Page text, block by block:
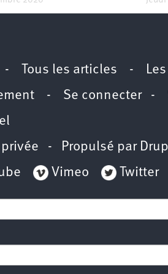
- Tous les articles -
- Se connecter-
- Propulsé par
Vimeo Twitter